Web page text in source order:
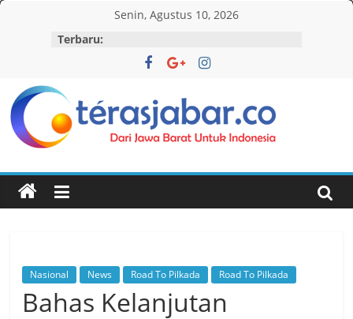
Skip
Senin, Agustus 10, 2026
Terbaru:
Teras
Jabar
Nasional News Road To Pilkada Road To Pilkada
Bahas Kelanjutan